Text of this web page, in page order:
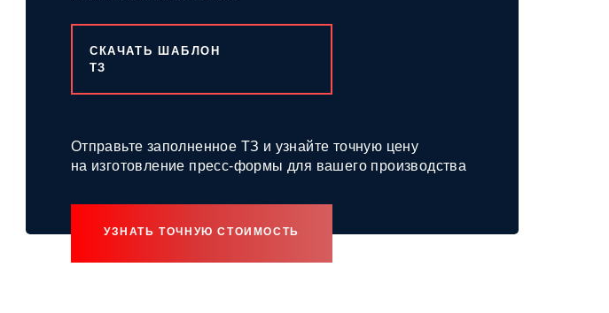
СКАЧАТЬ ШАБЛОН
ТЗ
Отправьте заполненное ТЗ и узнайте точную цену
на изготовление пресс-формы для вашего производства
УЗНАТЬ ТОЧНУЮ СТОИМОСТЬ